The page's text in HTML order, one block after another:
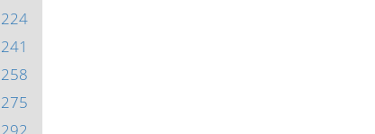
224
241
258
275